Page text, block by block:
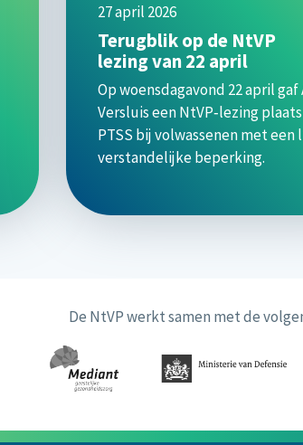
27 april 2026
Terugblik op de NtVP
lezing van 22 april
Op woensdagavond 22 april gaf
Versluis een NtVP‑lezing
PTSS bij volwassenen met een
verstandelijke beperking.
De NtVP werkt samen met de